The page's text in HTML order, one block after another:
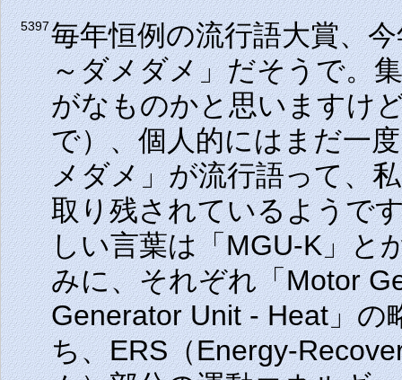
5397毎年恒例の流行語大賞、
～ダメダメ」だそうで。
がなものかと思いますけ
で）、個人的にはまだ一
メダメ」が流行語って、
取り残されているようで
しい言葉は「MGU-K」と
みに、それぞれ「Motor
Generator Unit - Heat」
ち、ERS（Energy-